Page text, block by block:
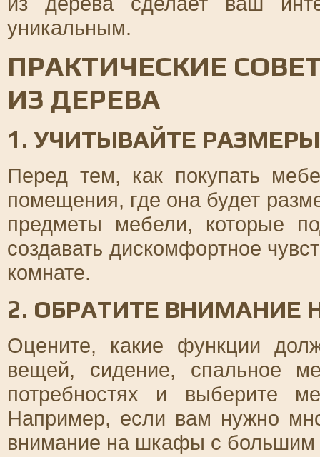
уникальным.
ПРАКТИЧЕСКИЕ
ИЗ ДЕРЕВА
1. УЧИТЫВАЙТЕ
Перед тем, как покупать
помещения, где она будет
предметы мебели, которые
создавать дискомфортное
комнате.
2. ОБРАТИТЕ ВНИМАНИЕ
Оцените, какие функции
вещей, сидение, спальное
потребностях и выберите
Например, если вам нужно
внимание на шкафы с большим